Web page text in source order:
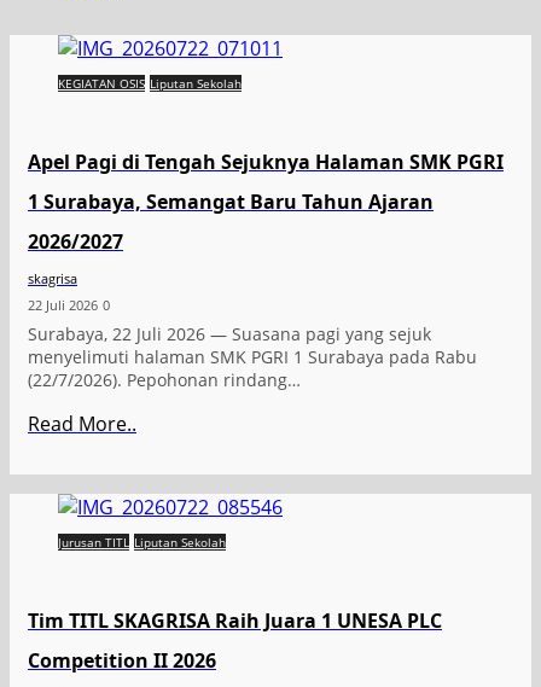
KEGIATAN OSIS Liputan Sekolah
Apel Pagi di Tengah Sejuknya Halaman SMK PGRI
1 Surabaya, Semangat Baru Tahun Ajaran
2026/2027
skagrisa
22 Juli 2026 0
Surabaya, 22 Juli 2026 — Suasana pagi yang sejuk
menyelimuti halaman SMK PGRI 1 Surabaya pada Rabu
(22/7/2026). Pepohonan rindang…
Read More..
Jurusan TITL Liputan Sekolah
Tim TITL SKAGRISA Raih Juara 1 UNESA PLC
Competition II 2026